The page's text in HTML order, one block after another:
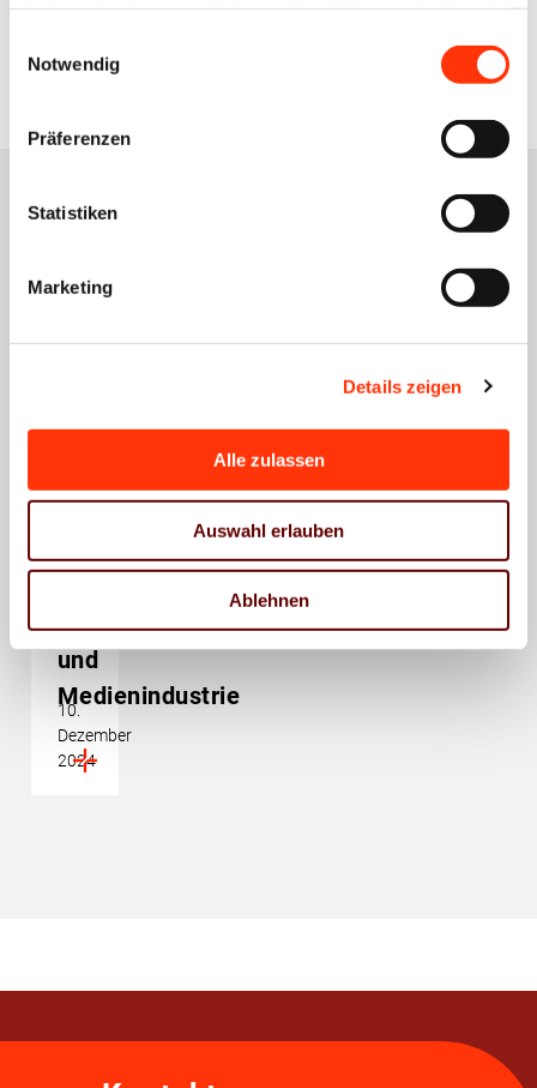
Notwendig
Präferenzen
Statistiken
Marketing
Details zeigen
Alle zulassen
Auswahl erlauben
Ablehnen
interessieren
Branchendaten:
Druck-
und
Medienindustrie
10.
Dezember
2024